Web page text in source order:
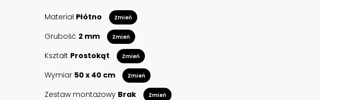
Materiał Płótno Zmień
Grubość 2 mm Zmień
Kształt Prostokąt Zmień
Wymiar 50 x 40 cm Zmień
Zestaw montażowy Brak Zmień